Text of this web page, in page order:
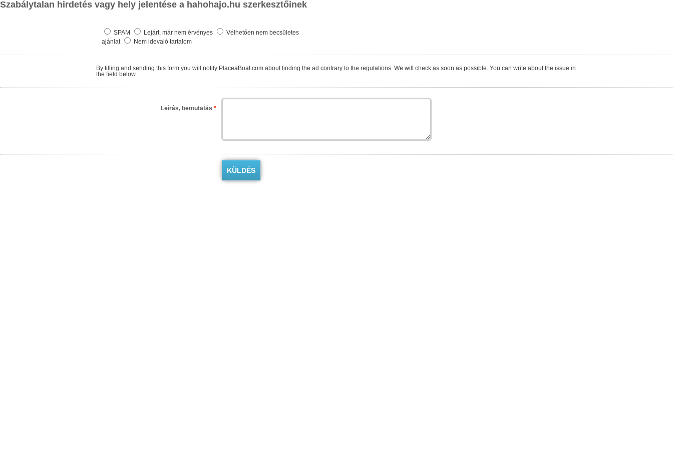
Szabálytalan hirdetés vagy hely jelentése a hahohajo.hu szerkesztőinek
SPAM Lejárt, már nem érvényes
Vélhetően nem becsületes
ajánlat
Nem idevaló tartalom
By filling and sending this form you will notify PlaceaBoat.com about finding the ad contrary to the regulations. We will check as soon as possible. You can write about the issue in
the field below.
Leírás, bemutatás *